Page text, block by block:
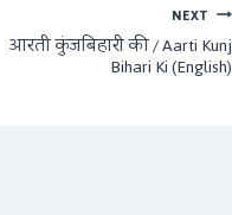
NEXT
आरती कुंजबिहारी की / Aarti Kunj
Bihari Ki (English)